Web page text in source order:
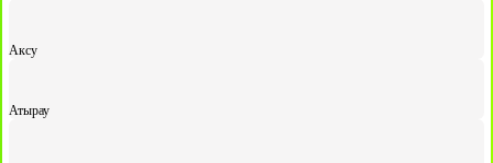
Аксу
Атырау